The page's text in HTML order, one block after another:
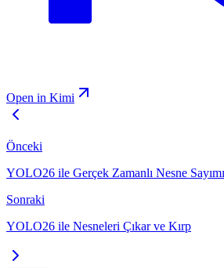
Open in Kimi
Önceki
YOLO26 ile Gerçek Zamanlı Nesne Sayımı
Sonraki
YOLO26 ile Nesneleri Çıkar ve Kırp